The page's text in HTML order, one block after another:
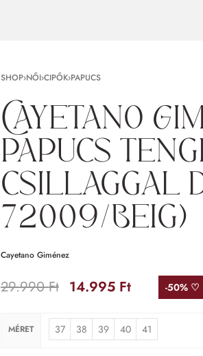
SHOP›NŐI›CIPŐK›PAPUCS
Cayetano
papucs
csillaggal
72009/Beig)
Cayetano Giménez
29.990Ft 14.995 Ft -50% ♡
MÉRET 37 38 39 40 41